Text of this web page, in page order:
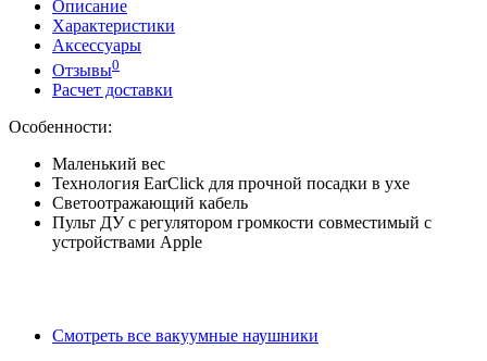
Описание
Характеристики
Аксессуары
Отзывы0
Расчет доставки
Особенности:
Маленький вес
Технология EarClick для прочной посадки в ухе
Светоотражающий кабель
Пульт ДУ с регулятором громкости совместимый с
устройствами Apple
Смотреть все вакуумные наушники